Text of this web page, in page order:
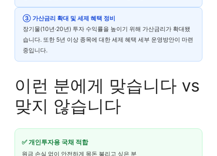
③ 가산금리 확대 및 세제 혜택 정비
장기물(10년·20년) 투자 수익률을 높이기 위해 가산금리가 확대됐
습니다. 또한 5년 이상 종목에 대한 세제 혜택 세부 운영방안이 마련
중입니다.
이런 분에게 맞습니다 vs
맞지 않습니다
✅ 개인투자용 국채 적합
원금 손실 없이 안전하게 목돈 불리고 싶은 분